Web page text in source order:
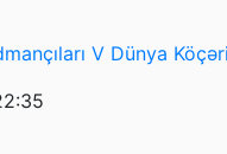
V Dünya